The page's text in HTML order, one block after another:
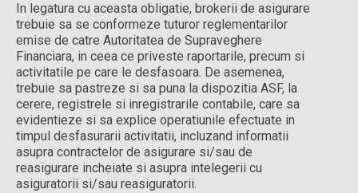
In legatura cu aceasta obligatie, brokerii de asigurare
trebuie sa se conformeze tuturor reglementarilor
emise de catre Autoritatea de Supraveghere
Financiara, in ceea ce priveste raportarile, precum si
activitatile pe care le desfasoara. De asemenea,
trebuie sa pastreze si sa puna la dispozitia ASF, la
cerere, registrele si inregistrarile contabile, care sa
evidentieze si sa explice operatiunile efectuate in
timpul desfasurarii activitatii, incluzand informatii
asupra contractelor de asigurare si/sau de
reasigurare incheiate si asupra intelegerii cu
asiguratorii si/sau reasiguratorii.